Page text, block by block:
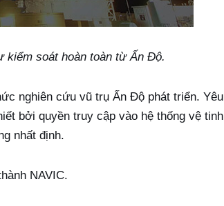
kiểm soát hoàn toàn từ Ấn Độ.
nghiên cứu vũ trụ Ấn Độ phát triển. Yêu
bởi quyền truy cập vào hệ thống vệ tinh
nhất định.
NAVIC.